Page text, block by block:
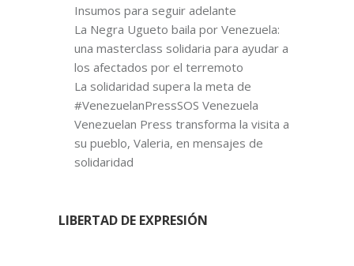
Insumos para seguir adelante
La Negra Ugueto baila por Venezuela:
una masterclass solidaria para ayudar a
los afectados por el terremoto
La solidaridad supera la meta de
#VenezuelanPressSOS Venezuela
Venezuelan Press transforma la visita a
su pueblo, Valeria, en mensajes de
solidaridad
LIBERTAD DE EXPRESIÓN